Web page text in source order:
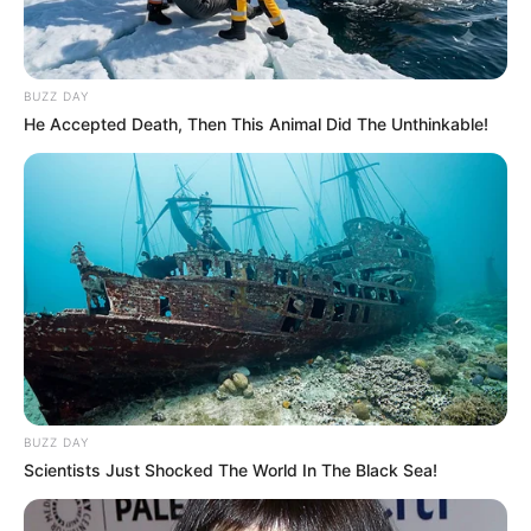
Los presuntos delincuentes se movilizaban en una
motocicleta de color gris, modelo 2022, a la que le habían
colocado una placa falsa. Tras la verificación, las
BUZZ DAY
He Accepted Death, Then This Animal Did The Unthinkable!
BUZZ DAY
Scientists Just Shocked The World In The Black Sea!